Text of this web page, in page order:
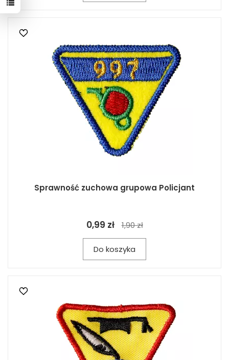
Sprawność zuchowa grupowa Policjant
0,99 zł 1,90 zł
Do koszyka